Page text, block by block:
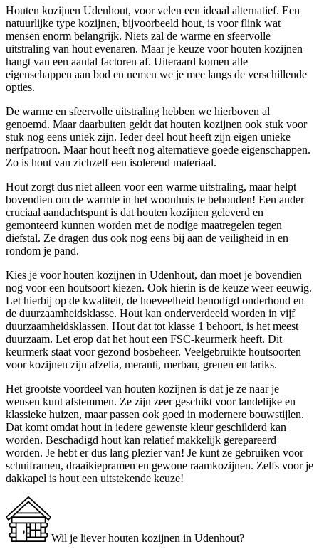
Houten kozijnen Udenhout, voor velen een ideaal alternatief. Een
natuurlijke type kozijnen, bijvoorbeeld hout, is voor flink wat
mensen enorm belangrijk. Niets zal de warme en sfeervolle
uitstraling van hout evenaren. Maar je keuze voor houten kozijnen
hangt van een aantal factoren af. Uiteraard komen alle
eigenschappen aan bod en nemen we je mee langs de verschillende
opties.
De warme en sfeervolle uitstraling hebben we hierboven al
genoemd. Maar daarbuiten geldt dat houten kozijnen ook stuk voor
stuk nog eens uniek zijn. Ieder deel hout heeft zijn eigen unieke
nerfpatroon. Maar hout heeft nog alternatieve goede eigenschappen.
Zo is hout van zichzelf een isolerend materiaal.
Hout zorgt dus niet alleen voor een warme uitstraling, maar helpt
bovendien om de warmte in het woonhuis te behouden! Een ander
cruciaal aandachtspunt is dat houten kozijnen geleverd en
gemonteerd kunnen worden met de nodige maatregelen tegen
diefstal. Ze dragen dus ook nog eens bij aan de veiligheid in en
rondom je pand.
Kies je voor houten kozijnen in Udenhout, dan moet je bovendien
nog voor een houtsoort kiezen. Ook hierin is de keuze weer eeuwig.
Let hierbij op de kwaliteit, de hoeveelheid benodigd onderhoud en
de duurzaamheidsklasse. Hout kan onderverdeeld worden in vijf
duurzaamheidsklassen. Hout dat tot klasse 1 behoort, is het meest
duurzaam. Let erop dat het hout een FSC-keurmerk heeft. Dit
keurmerk staat voor gezond bosbeheer. Veelgebruikte houtsoorten
voor kozijnen zijn afzelia, meranti, merbau, grenen en lariks.
Het grootste voordeel van houten kozijnen is dat je ze naar je
wensen kunt afstemmen. Ze zijn zeer geschikt voor landelijke en
klassieke huizen, maar passen ook goed in modernere bouwstijlen.
Dat komt omdat hout in iedere gewenste kleur geschilderd kan
worden. Beschadigd hout kan relatief makkelijk gerepareerd
worden. Je hebt er dus lang plezier van! Je kunt ze gebruiken voor
schuiframen, draaikiepramen en gewone raamkozijnen. Zelfs voor je
dakkapel is hout een uitstekende keuze!
Wil je liever houten kozijnen in Udenhout?